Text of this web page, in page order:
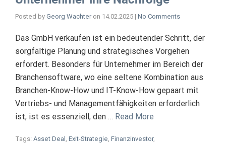
Posted by Georg Wachter on 14.02.2025 | No Comments
Das GmbH verkaufen ist ein bedeutender Schritt, der
sorgfältige Planung und strategisches Vorgehen
erfordert. Besonders für Unternehmer im Bereich der
Branchensoftware, wo eine seltene Kombination aus
Branchen-Know-How und IT-Know-How gepaart mit
Vertriebs- und Managementfähigkeiten erforderlich
ist, ist es essenziell, den … Read More
Tags: Asset Deal Exit-Strategie Finanzinvestor,